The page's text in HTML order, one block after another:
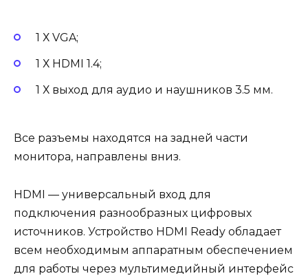
1 Х VGA;
1 Х HDMI 1.4;
1 Х выход для аудио и наушников 3.5 мм.
Все разъемы находятся на задней части
монитора, направлены вниз.
HDMI — универсальный вход для
подключения разнообразных цифровых
источников. Устройство HDMI Ready обладает
всем необходимым аппаратным обеспечением
для работы через мультимедийный интерфейс